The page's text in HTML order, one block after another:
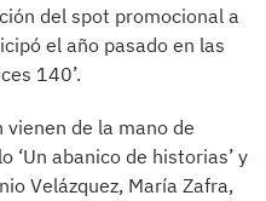
del spot promocional a
el año pasado en las
140’.
vienen de la mano de
‘Un abanico de historias’ y
Velázquez, María Zafra,